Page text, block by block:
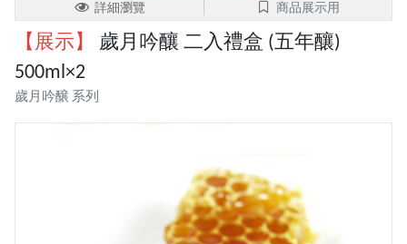
詳細瀏覽 商品展示用
【展示】
歲月吟釀 二入禮盒 (五年釀)
500ml×2
歲月吟醸 系列